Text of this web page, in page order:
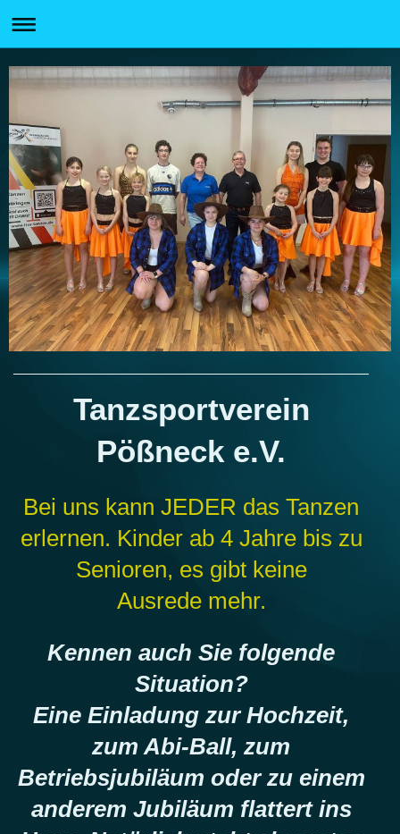
Tanzsportverein
Pößneck e.V.
Bei uns kann JEDER das Tanzen
erlernen. Kinder ab 4 Jahre bis zu
Senioren, es gibt keine
Ausrede mehr.
Kennen auch Sie folgende
Situation?
Eine Einladung zur Hochzeit,
zum Abi-Ball, zum
Betriebsjubiläum oder zu einem
anderem Jubiläum flattert ins